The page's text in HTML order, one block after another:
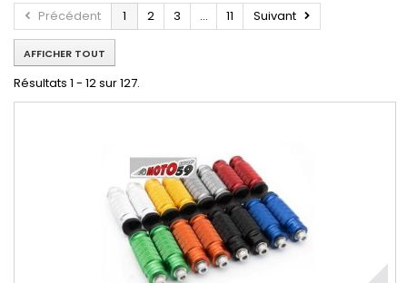
Précédent 1 2 3 ... 11 Suivant
AFFICHER TOUT
Résultats 1 - 12 sur 127.